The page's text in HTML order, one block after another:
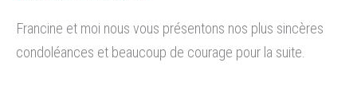
Francine et moi nous vous présentons nos plus sincères
condoléances et beaucoup de courage pour la suite.